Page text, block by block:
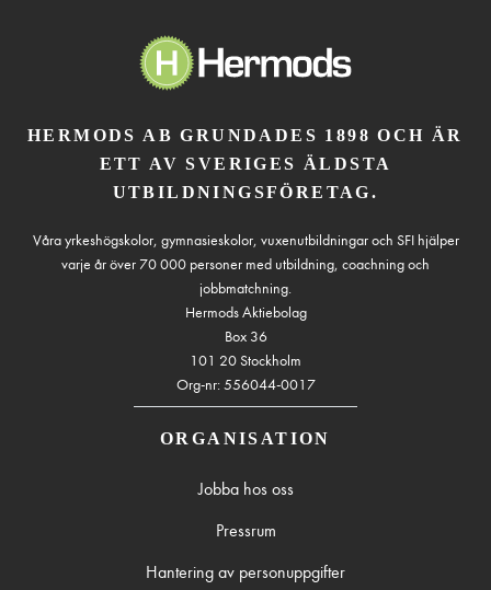
HERMODS AB GRUNDADES 1898 OCH ÄR
ETT AV SVERIGES ÄLDSTA
UTBILDNINGSFÖRETAG.
Våra yrkeshögskolor, gymnasieskolor, vuxenutbildningar och SFI hjälper
varje år över 70 000 personer med utbildning, coachning och
jobbmatchning.
Hermods Aktiebolag
Box 36
101 20 Stockholm
Org-nr: 556044-0017
ORGANISATION
Jobba hos oss
Pressrum
Hantering av personuppgifter